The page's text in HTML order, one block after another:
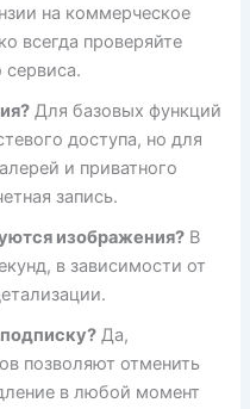
на коммерческое
всегда проверяйте
сервиса.
Для базовых функций
доступа, но для
и приватного
запись.
изображения? В
в зависимости от
Да,
позволяют отменить
в любой момент